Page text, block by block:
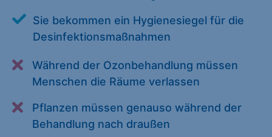
Sie bekommen ein Hygienesiegel für die
Desinfektionsmaßnahmen
Während der Ozonbehandlung müssen
Menschen die Räume verlassen
Pflanzen müssen genauso während der
Behandlung nach draußen
Zurück
Essenziell (1)
sind für die einwandfreie Funktion der Website erforderlich.
Cookie-Informationen anzeigen